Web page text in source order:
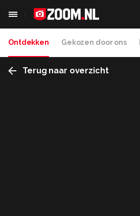
Ontdekken Gekozen door ons
Terug naar overzicht